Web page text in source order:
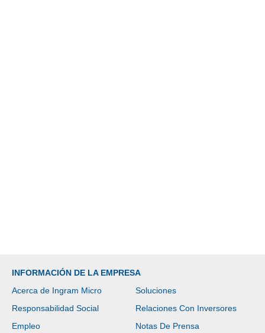
INFORMACIÓN DE LA EMPRESA
Acerca de Ingram Micro
Soluciones
Responsabilidad Social
Relaciones Con Inversores
Empleo
Notas De Prensa